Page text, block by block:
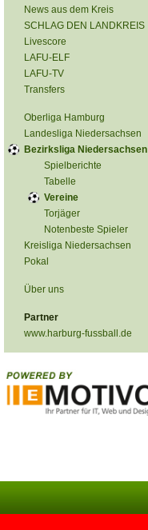
News aus dem Kreis
SCHLAG DEN LANDKREIS
Livescore
LAFU-ELF
LAFU-TV
Transfers
Oberliga Hamburg
Landesliga Niedersachsen
Bezirksliga Niedersachsen
Spielberichte
Tabelle
Vereine
Torjäger
Notenbeste Spieler
Kreisliga Niedersachsen
Pokal
Über uns
Partner
www.harburg-fussball.de